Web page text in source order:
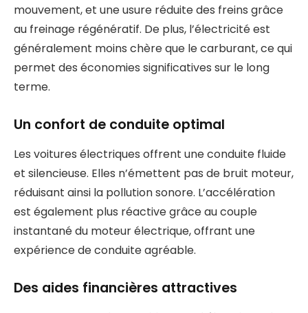
mouvement, et une usure réduite des freins grâce
au freinage régénératif. De plus, l’électricité est
généralement moins chère que le carburant, ce qui
permet des économies significatives sur le long
terme.
Un confort de conduite optimal
Les voitures électriques offrent une conduite fluide
et silencieuse. Elles n’émettent pas de bruit moteur,
réduisant ainsi la pollution sonore. L’accélération
est également plus réactive grâce au couple
instantané du moteur électrique, offrant une
expérience de conduite agréable.
Des aides financières attractives